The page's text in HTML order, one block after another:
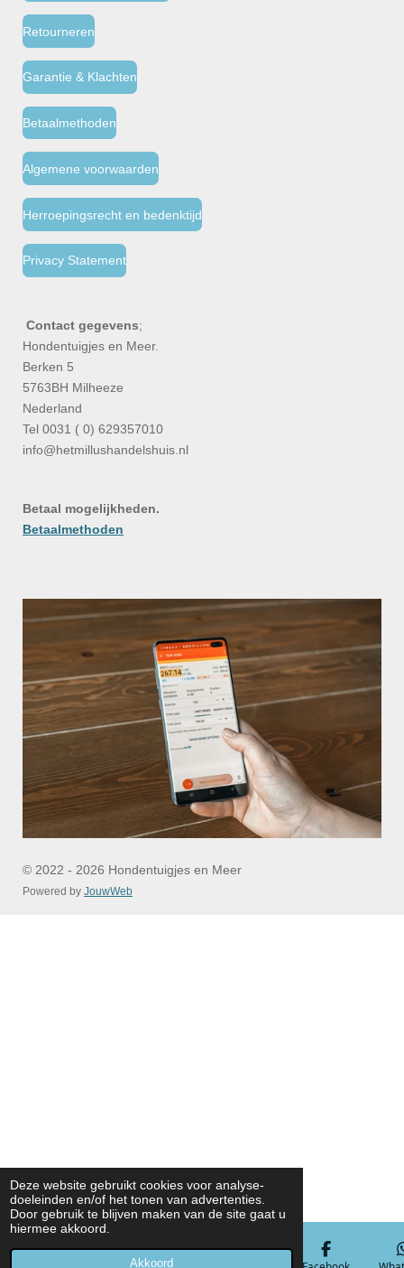
Deze website gebruikt cookies voor analyse-
doeleinden en/of het tonen van advertenties.
Door gebruik te blijven maken van de site gaat u
hiermee akkoord.
Akkoord
Retourneren
Garantie & Klachten
Betaalmethoden
Algemene voorwaarden
Herroepingsrecht en bedenktijd
Privacy Statement
Contact gegevens;
Hondentuigjes en Meer.
Berken 5
5763BH Milheeze
Nederland
Tel 0031 ( 0) 629357010
info@hetmillushandelshuis.nl
Betaal mogelijkheden.
Betaalmethoden
© 2022 - 2026 Hondentuigjes en Meer
Powered by JouwWeb